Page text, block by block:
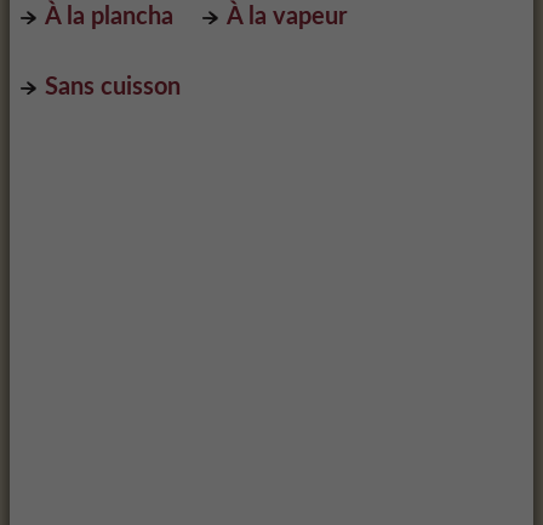
À la plancha À la vapeur
Sans cuisson